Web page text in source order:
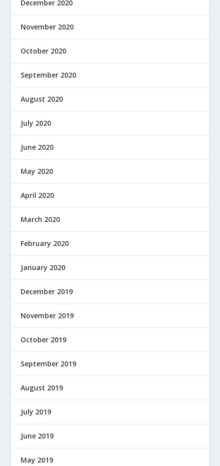
December 2020
November 2020
October 2020
September 2020
August 2020
July 2020
June 2020
May 2020
April 2020
March 2020
February 2020
January 2020
December 2019
November 2019
October 2019
September 2019
August 2019
July 2019
June 2019
May 2019